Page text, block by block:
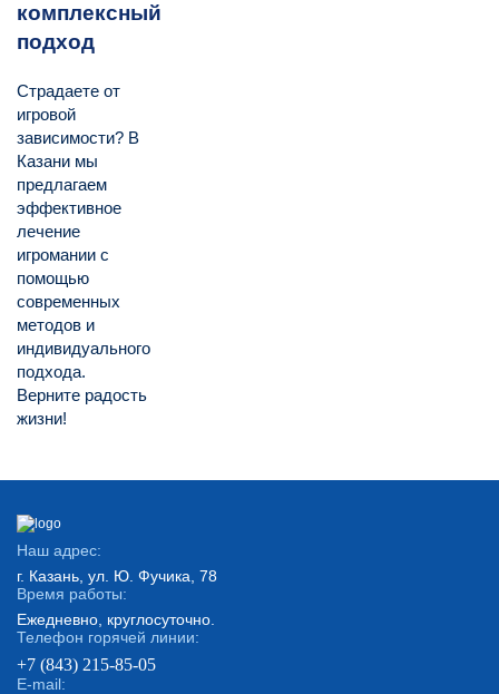
комплексный
подход
Страдаете от
игровой
зависимости? В
Казани мы
предлагаем
эффективное
лечение
игромании с
помощью
современных
методов и
индивидуального
подхода.
Верните радость
жизни!
Наш адрес:
г. Казань, ул. Ю. Фучика, 78
Время работы:
Ежедневно, круглосуточно.
Телефон горячей линии:
+7 (843) 215-85-05
E-mail: